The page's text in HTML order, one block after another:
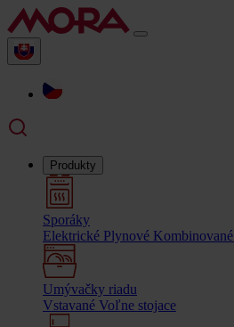
Produkty
Sporáky
Elektrické Plynové Kombinované
Umývačky riadu
Vstavané Voľne stojace